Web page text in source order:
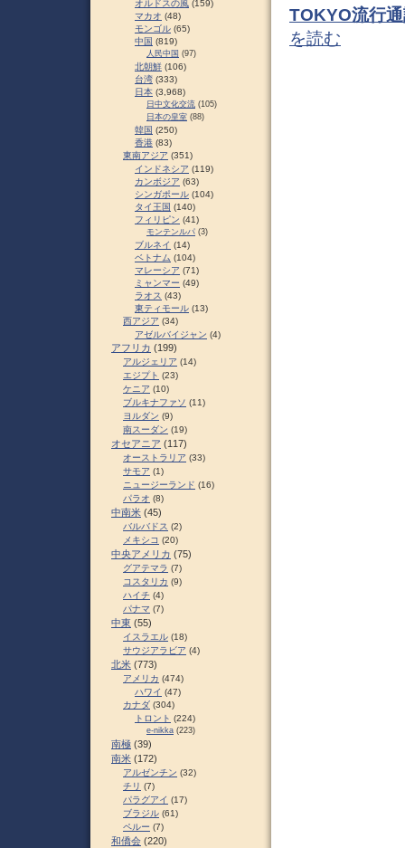
TOKYO流行
を読む
オルドスの風 (159)
マカオ (48)
モンゴル (65)
中国 (819)
人民中国 (97)
北朝鮮 (106)
台湾 (333)
日本 (3,968)
日中文化交流 (105)
日本の皇室 (88)
韓国 (250)
香港 (83)
東南アジア (351)
インドネシア (119)
カンボジア (63)
シンガポール (104)
タイ王国 (140)
フィリピン (41)
モンテンルパ (3)
ブルネイ (14)
ベトナム (104)
マレーシア (71)
ミャンマー (49)
ラオス (43)
東ティモール (13)
西アジア (34)
アゼルバイジャン (4)
アフリカ (199)
アルジェリア (14)
エジプト (23)
ケニア (10)
ブルキナファソ (11)
ヨルダン (9)
南スーダン (19)
オセアニア (117)
オーストラリア (33)
サモア (1)
ニュージーランド (16)
パラオ (8)
中南米 (45)
バルバドス (2)
メキシコ (20)
中央アメリカ (75)
グアテマラ (7)
コスタリカ (9)
ハイチ (4)
パナマ (7)
中東 (55)
イスラエル (18)
サウジアラビア (4)
北米 (773)
アメリカ (474)
ハワイ (47)
カナダ (304)
トロント (224)
e-nikka (223)
南極 (39)
南米 (172)
アルゼンチン (32)
チリ (7)
パラグアイ (17)
ブラジル (61)
ペルー (7)
和僑会 (220)